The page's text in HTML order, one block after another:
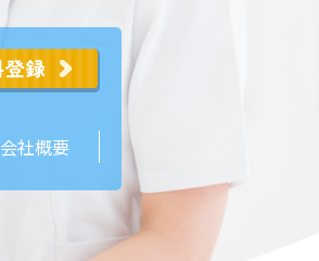
会社概要